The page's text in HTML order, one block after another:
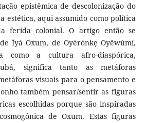
epistêmica de descolonização do
estética, aqui assumido como política
ferida colonial. O artigo então se
Ìyá Oxum, de Oyèrónkẹ Oyěwùmí,
como a cultura afro-diaspórica,
significa tanto as metáforas
visuais para o pensamento e
também pensar/sentir as figuras
escolhidas porque são inspiradas
de Oxum. Estas figuras